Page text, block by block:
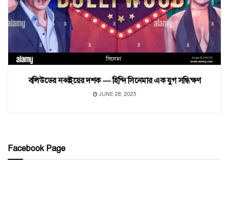
সিনেমা
বলিউডের নব্বইয়ের দশক — হিন্দি সিনেমার এক যুগ সন্ধিক্ষণ
JUNE 28, 2025
Facebook Page